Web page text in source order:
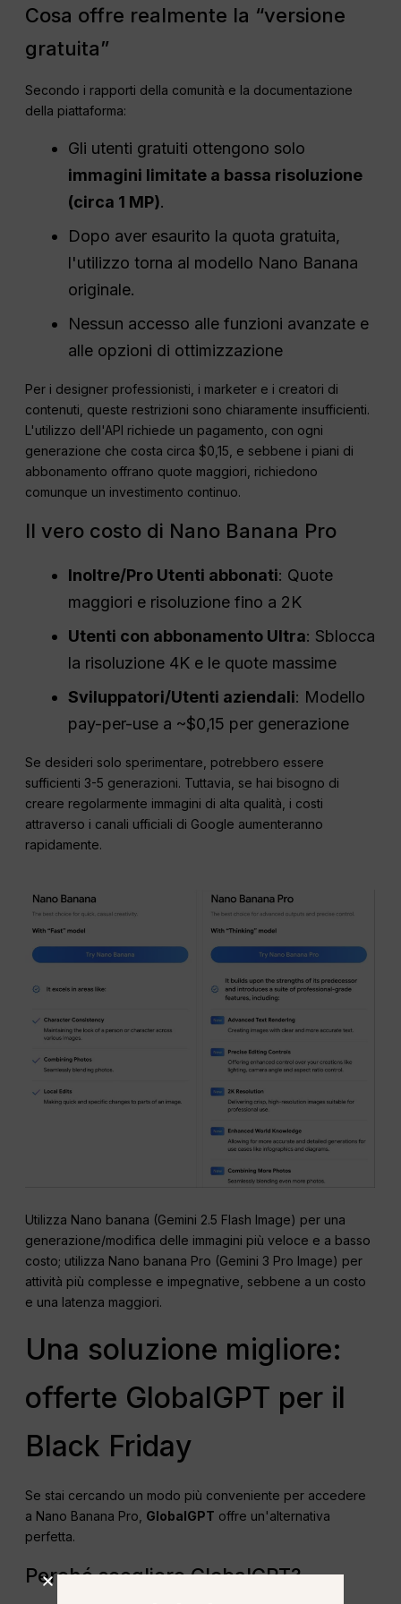
Cosa offre realmente la “versione
gratuita”
Secondo i rapporti della comunità e la documentazione
della piattaforma:
Gli utenti gratuiti ottengono solo
immagini limitate a bassa risoluzione
(circa 1 MP).
Dopo aver esaurito la quota gratuita,
l'utilizzo torna al modello Nano Banana
originale.
Nessun accesso alle funzioni avanzate e
alle opzioni di ottimizzazione
Per i designer professionisti, i marketer e i creatori di
contenuti, queste restrizioni sono chiaramente insufficienti.
L'utilizzo dell'API richiede un pagamento, con ogni
generazione che costa circa $0,15, e sebbene i piani di
abbonamento offrano quote maggiori, richiedono
comunque un investimento continuo.
Il vero costo di Nano Banana Pro
Inoltre/Pro Utenti abbonati: Quote
maggiori e risoluzione fino a 2K
Utenti con abbonamento Ultra: Sblocca
la risoluzione 4K e le quote massime
Sviluppatori/Utenti aziendali: Modello
pay-per-use a ~$0,15 per generazione
Se desideri solo sperimentare, potrebbero essere
sufficienti 3-5 generazioni. Tuttavia, se hai bisogno di
creare regolarmente immagini di alta qualità, i costi
attraverso i canali ufficiali di Google aumenteranno
rapidamente.
Utilizza Nano banana (Gemini 2.5 Flash Image) per una
generazione/modifica delle immagini più veloce e a basso
costo; utilizza Nano banana Pro (Gemini 3 Pro Image) per
attività più complesse e impegnative, sebbene a un costo
e una latenza maggiori.
Una soluzione migliore:
offerte GlobalGPT per il
Black Friday
Se stai cercando un modo più conveniente per accedere
a Nano Banana Pro, GlobalGPT offre un'alternativa
perfetta.
Perché scegliere GlobalGPT?